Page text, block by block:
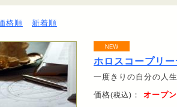
格順 新着順
ホロスコープリ
一度きりの自分の人
価格(税込) ： オープ